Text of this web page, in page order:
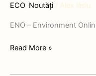
ECO, Noutăți / Alex Ilisiu
ENO – Environment
Read More »